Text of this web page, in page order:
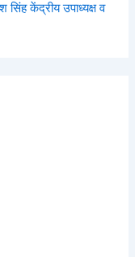
सिंह केंद्रीय उपाध्यक्ष व